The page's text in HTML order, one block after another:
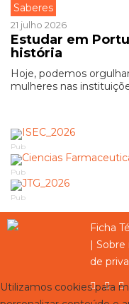
Saberes
21 julho 2026
Estudar em
história
Hoje, podemos
mulheres nas
Pub
Pub
Pub
Ficha
| Sobre
de
Utilizamos cookies para